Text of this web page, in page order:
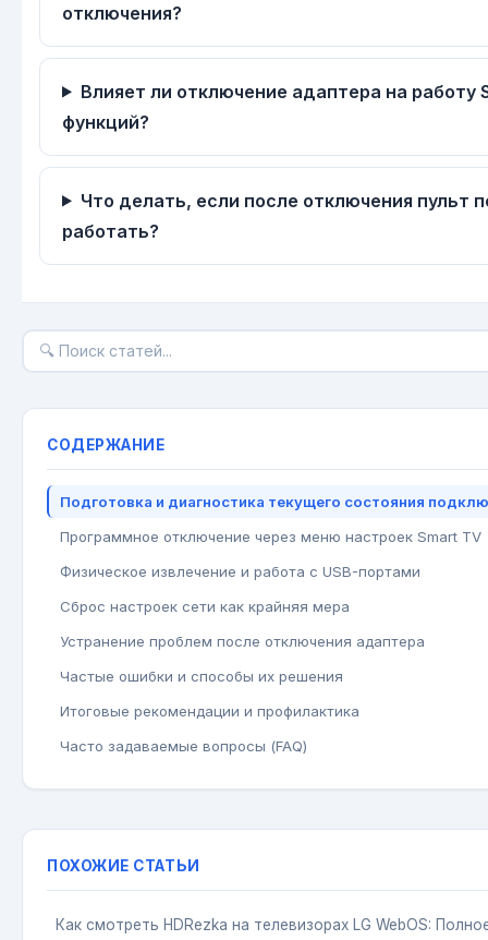
отключения?
Влияет ли отключение адаптера на работу
функций?
Что делать, если после отключения пульт
работать?
СОДЕРЖАНИЕ
Подготовка и диагностика текущего состояния
Программное отключение через меню настроек Smart TV
Физическое извлечение и работа с USB-портами
Сброс настроек сети как крайняя мера
Устранение проблем после отключения адаптера
Частые ошибки и способы их решения
Итоговые рекомендации и профилактика
Часто задаваемые вопросы (FAQ)
ПОХОЖИЕ СТАТЬИ
Как смотреть HDRezka на телевизорах LG WebOS: